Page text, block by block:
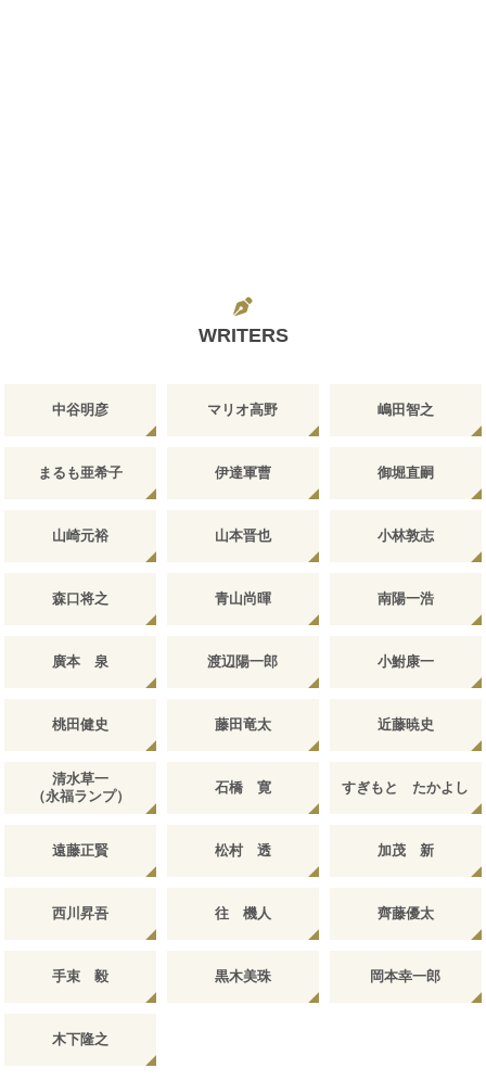
WRITERS
中谷明彦 マリオ高野 嶋田智之
まるも亜希子 伊達軍曹 御堀直嗣
山崎元裕 山本晋也 小林敦志
森口将之 青山尚暉 南陽一浩
廣本 泉 渡辺陽一郎 小鮒康一
桃田健史 藤田竜太 近藤暁史
清水草一
（永福ランプ）
石橋 寛 すぎもと たかよし
遠藤正賢 松村 透 加茂 新
西川昇吾 往 機人 齊藤優太
手束 毅 黒木美珠 岡本幸一郎
木下隆之